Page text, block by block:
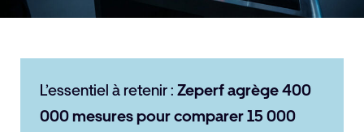
L’essentiel à retenir : Zeperf agrège 400
000 mesures pour comparer 15 000